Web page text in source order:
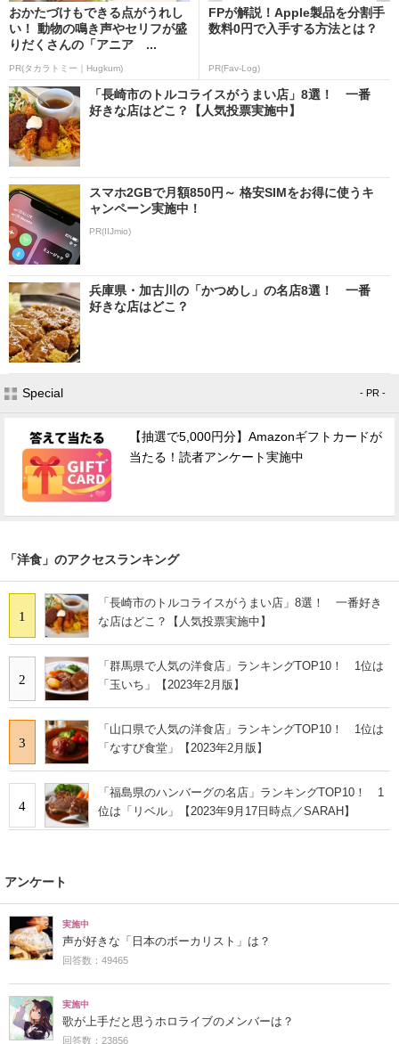
おかたづけもできる点がうれし
い！ 動物の鳴き声やセリフが盛
りだくさんの「アニア ...
PR(タカラトミー｜Hugkum)
FPが解説！Apple製品を分割手
数料0円で入手する方法とは？
PR(Fav-Log)
「長崎市のトルコライスがうまい店」8選！ 一番
好きな店はどこ？【人気投票実施中】
スマホ2GBで月額850円～ 格安SIMをお得に使うキ
ャンペーン実施中！
PR(IIJmio)
兵庫県・加古川の「かつめし」の名店8選！ 一番
好きな店はどこ？
Special - PR -
【抽選で5,000円分】Amazonギフトカードが
当たる！読者アンケート実施中
「洋食」のアクセスランキング
1
「長崎市のトルコライスがうまい店」8選！ 一番好き
な店はどこ？【人気投票実施中】
2
「群馬県で人気の洋食店」ランキングTOP10！ 1位は
「玉いち」【2023年2月版】
3
「山口県で人気の洋食店」ランキングTOP10！ 1位は
「なすび食堂」【2023年2月版】
4
「福島県のハンバーグの名店」ランキングTOP10！ 1
位は「リベル」【2023年9月17日時点／SARAH】
アンケート
実施中
声が好きな「日本のボーカリスト」は？
回答数：49465
実施中
歌が上手だと思うホロライブのメンバーは？
回答数：23856